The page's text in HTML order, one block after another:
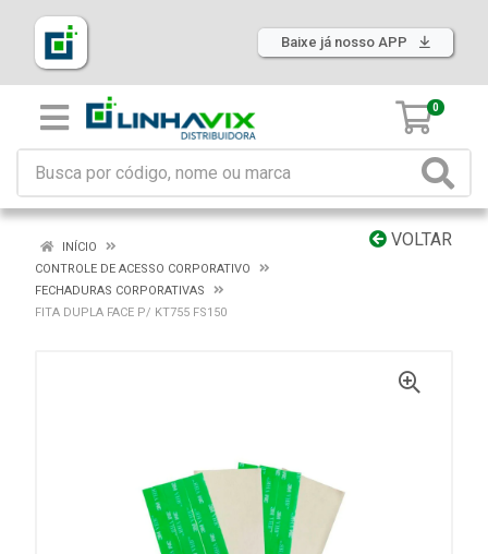
Baixe já nosso APP
0
VOLTAR
INÍCIO
CONTROLE DE ACESSO CORPORATIVO
FECHADURAS CORPORATIVAS
FITA DUPLA FACE P/ KT755 FS150